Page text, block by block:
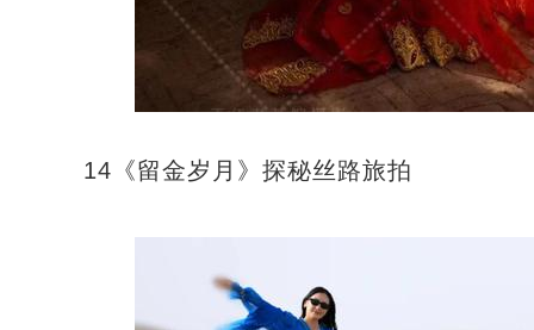
14《留金岁月》探秘丝路旅拍